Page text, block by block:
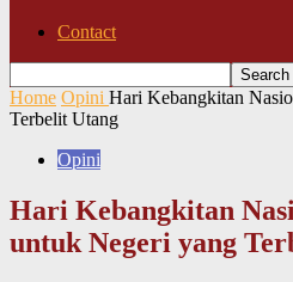
Contact
Home Opini Hari Kebangkitan
Terbelit Utang
Opini
Hari Kebangkitan
untuk Negeri yang